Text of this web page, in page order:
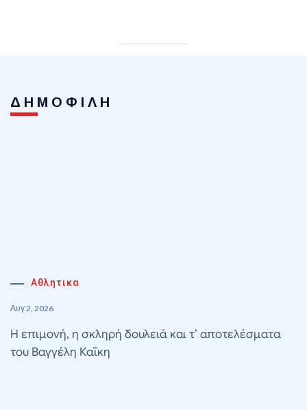
ΔΗΜΟΦΙΛΗ
Αθλητικα
Αυγ 2, 2026
Η επιμονή, η σκληρή δουλειά και τ’ αποτελέσματα
του Βαγγέλη Καΐκη